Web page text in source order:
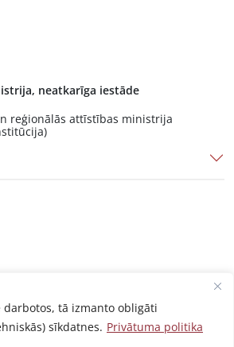
darbotos, tā izmanto obligāti
sīkdatnes. Privātuma politika
neatkarīga iestāde
reģionālās attīstības ministrija
reizi atjaunota 07.08.2026